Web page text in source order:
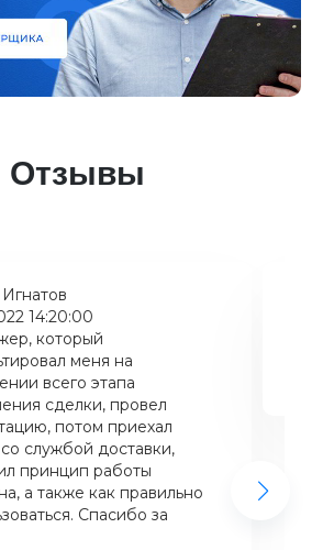
Отзывы
14:20:00
который
меня на
всего этапа
сделки, провел
потом приехал
службой доставки,
принцип работы
а также как правильно
Спасибо за